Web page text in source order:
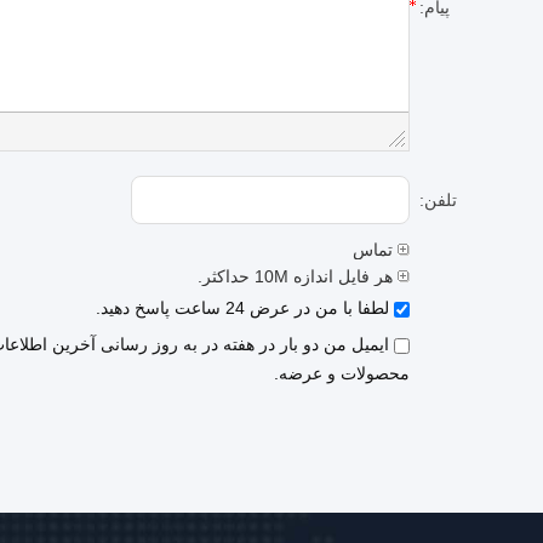
پیام:
تلفن:
تماس
هر فایل اندازه 10M حداکثر.
لطفا با من در عرض 24 ساعت پاسخ دهید.
ایمیل من دو بار در هفته در به روز رسانی آخرین
محصولات و عرضه.